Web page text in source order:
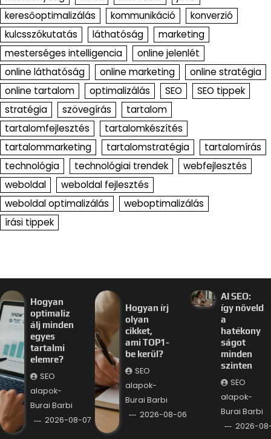
keresőoptimalizálás
kommunikáció
konverzió
kulcsszókutatás
láthatóság
marketing
mesterséges intelligencia
online jelenlét
online láthatóság
online marketing
online stratégia
online tartalom
optimalizálás SEO
SEO tippek
stratégia
szövegírás
tartalom
tartalomfejlesztés
tartalomkészítés
tartalommarketing
tartalomstratégia
tartalomírás
technológia
technológiai trendek
webfejlesztés
weboldal
weboldal fejlesztés
weboldal optimalizálás
weboptimalizálás
írási tippek
Hogyan
optimaliz
álj minden
egyes
tartalmi
elemre?
SEO
alapok-
Burai Barbi
2026-08-07
Hogyan írj
olyan
cikket,
ami TOP1-
be kerül?
SEO
alapok-
Burai Barbi
2026-08-06
AI SEO:
így növeld
a
hatékony
ságot
minden
szinten
SEO
alapok-
Burai Barbi
2026-